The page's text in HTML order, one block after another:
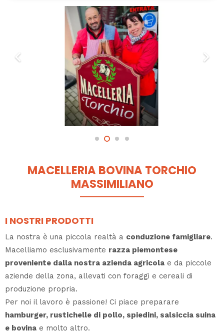
MACELLERIA BOVINA TORCHIO
MASSIMILIANO
I NOSTRI PRODOTTI
La nostra è una piccola realtà a conduzione famigliare.
Macelliamo esclusivamente razza piemontese
proveniente dalla nostra azienda agricola e da piccole
aziende della zona, allevati con foraggi e cereali di
produzione propria.
Per noi il lavoro è passione! Ci piace preparare
hamburger, rustichelle di pollo, spiedini, salsiccia suina
e bovina e molto altro.